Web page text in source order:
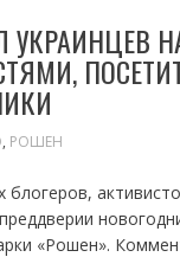
УКРАИНЦЕВ
, РОШЕН
«Рошен».